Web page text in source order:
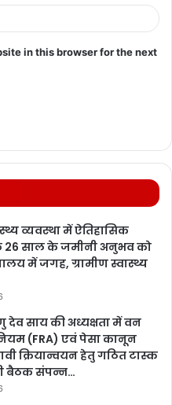
in this browser for the next
व्यवस्था में ऐतिहासिक
26 साल के जमीनी अनुभव को
में जगह, ग्रामीण स्वास्थ्य
देव साय की अध्यक्षता में वन
(FRA) एवं पेसा कानून
क्रियान्वयन हेतु गठित टास्क
बैठक संपन्न…